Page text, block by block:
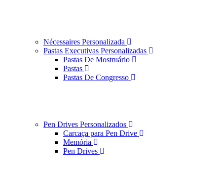
Nécessaires Personalizada
Pastas Executivas Personalizadas
Pastas De Mostruário
Pastas
Pastas De Congresso
Pen Drives Personalizados
Carcaça para Pen Drive
Memória
Pen Drives